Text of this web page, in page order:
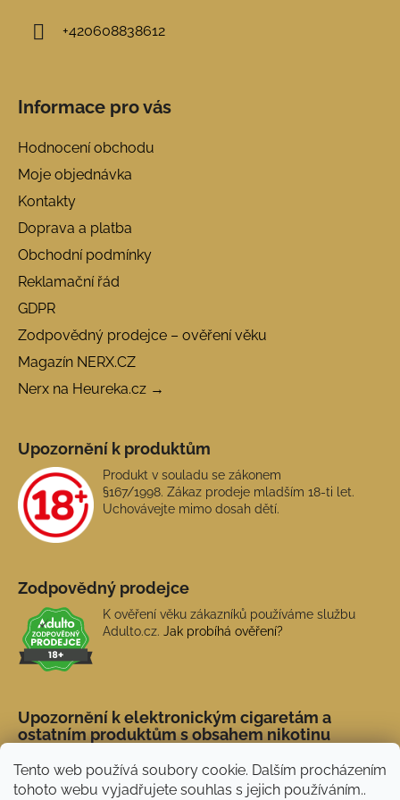
Tento web používá soubory cookie. Dalším procházením
tohoto webu vyjadřujete souhlas s jejich používáním..
+420608838612
Informace pro vás
Hodnocení obchodu
Moje objednávka
Kontakty
Doprava a platba
Obchodní podmínky
Reklamační řád
GDPR
Zodpovědný prodejce – ověření věku
Magazín NERX.CZ
Nerx na Heureka.cz →
Upozornění k produktům
Produkt v souladu se zákonem
§167/1998. Zákaz prodeje mladším 18-ti let.
Uchovávejte mimo dosah dětí.
Zodpovědný prodejce
K ověření věku zákazníků používáme službu
Adulto.cz. Jak probíhá ověření?
Upozornění k elektronickým cigaretám a
ostatním produktům s obsahem nikotinu